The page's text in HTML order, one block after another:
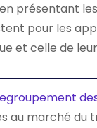
présentant
pour les
et celle de
au marché